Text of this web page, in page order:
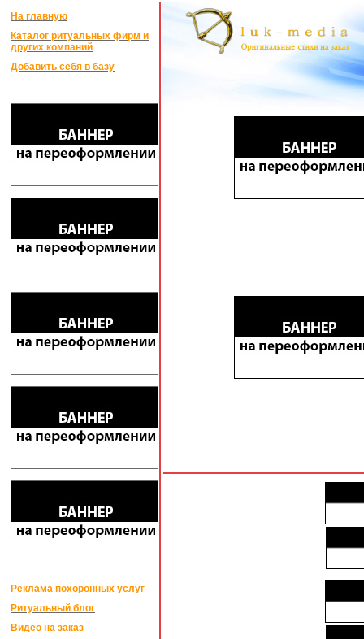
На главную
Каталог ритуальных фирм и
других компаний
Добавить себя в базу
Реклама похоронных услуг
Ритуальный блог
Видео на заказ